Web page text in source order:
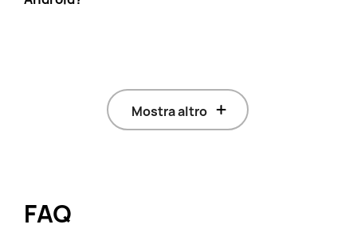
Mostra altro
FAQ